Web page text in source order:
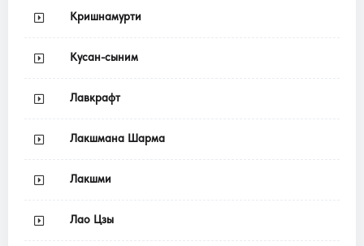
Кришнамурти
Кусан-сыним
Лавкрафт
Лакшмана Шарма
Лакшми
Лао Цзы